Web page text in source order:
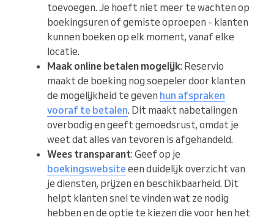
toevoegen. Je hoeft niet meer te wachten op
boekingsuren of gemiste oproepen - klanten
kunnen boeken op elk moment, vanaf elke
locatie.
Maak online betalen mogelijk: Reservio
maakt de boeking nog soepeler door klanten
de mogelijkheid te geven hun afspraken
vooraf te betalen. Dit maakt nabetalingen
overbodig en geeft gemoedsrust, omdat je
weet dat alles van tevoren is afgehandeld.
Wees transparant: Geef op je
boekingswebsite een duidelijk overzicht van
je diensten, prijzen en beschikbaarheid. Dit
helpt klanten snel te vinden wat ze nodig
hebben en de optie te kiezen die voor hen het